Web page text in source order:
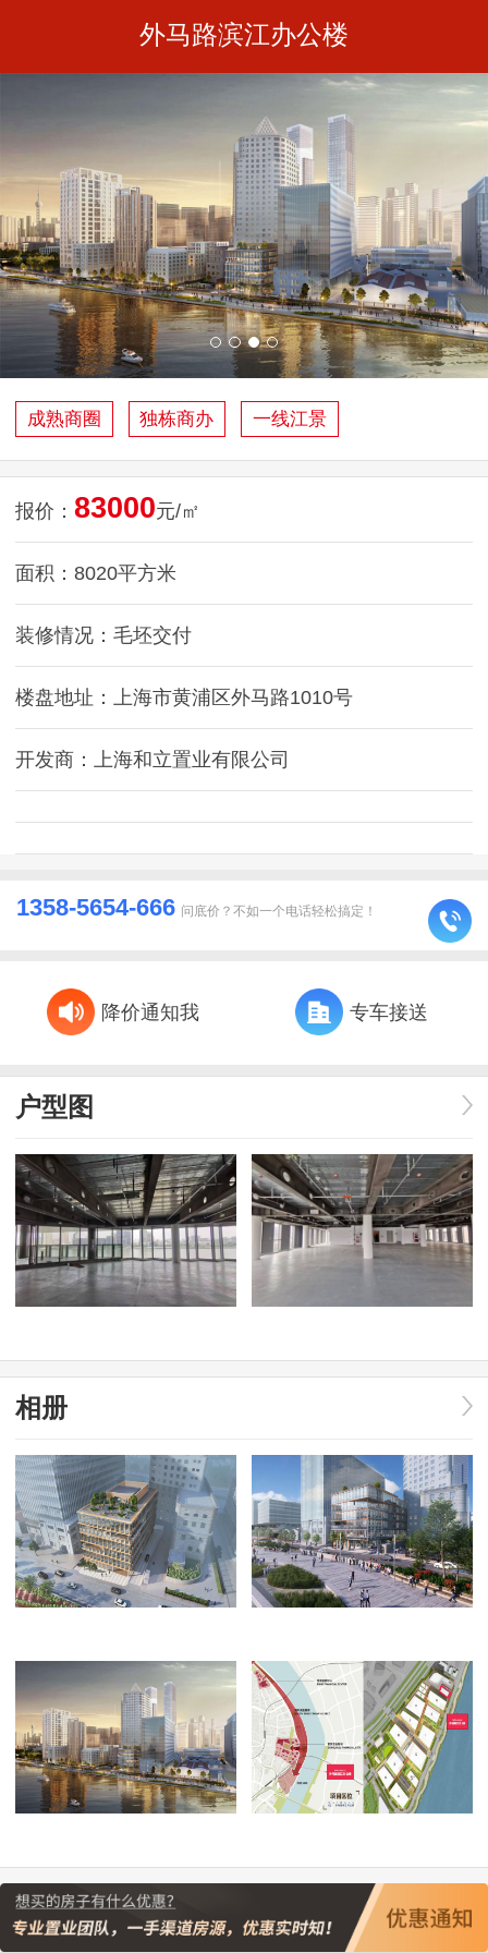
外马路滨江办公楼
成熟商圈 独栋商办 一线江景
报价： 83000元/㎡
面积：8020平方米
装修情况：毛坯交付
楼盘地址：上海市黄浦区外马路1010号
开发商：上海和立置业有限公司
1358-5654-666 问底价？不如一个电话轻松搞定！
降价通知我 专车接送
户型图
相册